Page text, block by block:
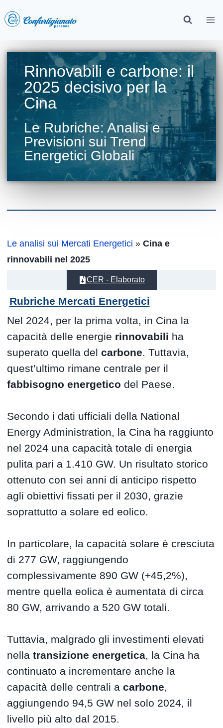
Rinnovabili e carbone: il
2025 decisivo per la
Cina
Le Rubriche: Analisi e
Previsioni sui Trend
Energetici Globali
Le analisi sui Mercati Energetici »Cina e
rinnovabili nel 2025
CER - Elaborato
Rubriche Mercati Energetici
Nel 2024, per la prima volta, in Cina la
capacità delle energie rinnovabili ha
superato quella delcarbone. Tuttavia,
quest’ultimo rimane centrale per il
fabbisogno energetico del Paese.
Secondo i dati ufficiali della National
Energy Administration, la Cina ha raggiunto
nel 2024 una capacità totale di energia
pulita pari a 1.410 GW. Un risultato storico
ottenuto con sei anni di anticipo rispetto
agli obiettivi fissati per il 2030, grazie
soprattutto a solare ed eolico.
In particolare, la capacità solare è cresciuta
di 277 GW, raggiungendo
complessivamente 890 GW (+45,2%),
mentre quella eolica è aumentata di circa
80 GW, arrivando a 520 GW totali.
Tuttavia, malgrado gli investimenti elevati
nellatransizione energetica, la Cina ha
continuato a incrementare anche la
capacità delle centrali acarbone,
aggiungendo 94,5 GW nel solo 2024, il
livello più alto dal 2015.